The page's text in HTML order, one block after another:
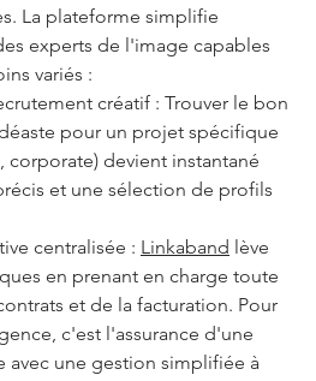
La plateforme simplifie
experts de l'image capables
variés :
créatif : Trouver le bon
pour un projet spécifique
corporate) devient instantané
et une sélection de profils
centralisée : Linkaband lève
en prenant en charge toute
et de la facturation. Pour
c'est l'assurance d'une
une gestion simplifiée à